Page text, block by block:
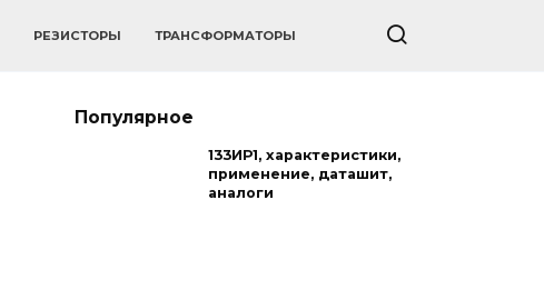
РЕЗИСТОРЫ ТРАНСФОРМАТОРЫ
Популярное
133ИР1, характеристики,
применение, даташит,
аналоги